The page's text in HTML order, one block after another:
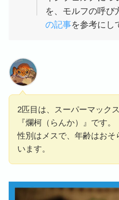
を、モルフの呼び
の記事を参考にし
2匹目は、スーパーマック
『爛柯（らんか）』です。
性別はメスで、年齢はおそ
います。